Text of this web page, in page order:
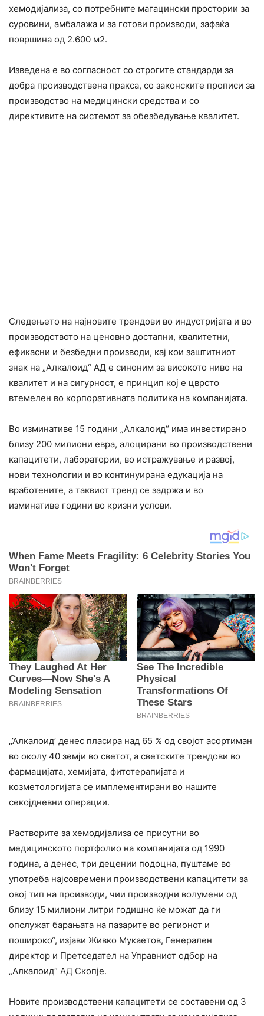
хемодијализа, со потребните магацински простории за
суровини, амбалажа и за готови производи, зафаќа
површина од 2.600 м2.
Изведена е во согласност со строгите стандарди за
добра производствена пракса, со законските прописи за
производство на медицински средства и со
директивите на системот за обезбедување квалитет.
Следењето на најновите трендови во индустријата и во
производството на ценовно достапни, квалитетни,
ефикасни и безбедни производи, кај кои заштитниот
знак на „Алкалоид“ АД е синоним за високото ниво на
квалитет и на сигурност, е принцип кој е цврсто
втемелен во корпоративната политика на компанијата.
Во изминативе 15 години „Алкалоид“ има инвестирано
близу 200 милиони евра, алоцирани во производствени
капацитети, лаборатории, во истражување и развој,
нови технологии и во континуирана едукација на
вработените, а таквиот тренд се задржа и во
изминативе години во кризни услови.
„’Алкалоид’ денес пласира над 65 % од својот асортиман
во околу 40 земји во светот, а светските трендови во
фармацијата, хемијата, фитотерапијата и
козметологијата се имплементирани во нашите
секојдневни операции.
Растворите за хемодијализа се присутни во
медицинското портфолио на компанијата од 1990
година, а денес, три децении подоцна, пуштаме во
употреба најсовремени производствени капацитети за
овој тип на производи, чии производни волумени од
близу 15 милиони литри годишно ќе можат да ги
опслужат барањата на пазарите во регионот и
пошироко“, изјави Живко Мукаетов, Генерален
директор и Претседател на Управниот одбор на
„Алкалоид“ АД Скопје.
Новите производствени капацитети се составени од 3